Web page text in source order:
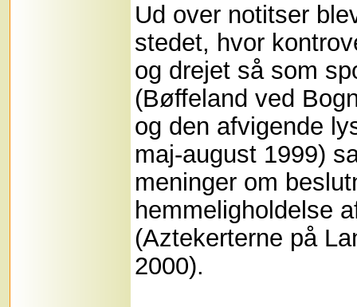
Ud over notitser
stedet, hvor
og drejet så som
(Bøffeland ved
og den afvigende
maj-august 1999)
meninger om
hemmeligholdelse
(Aztekerterne på
2000).